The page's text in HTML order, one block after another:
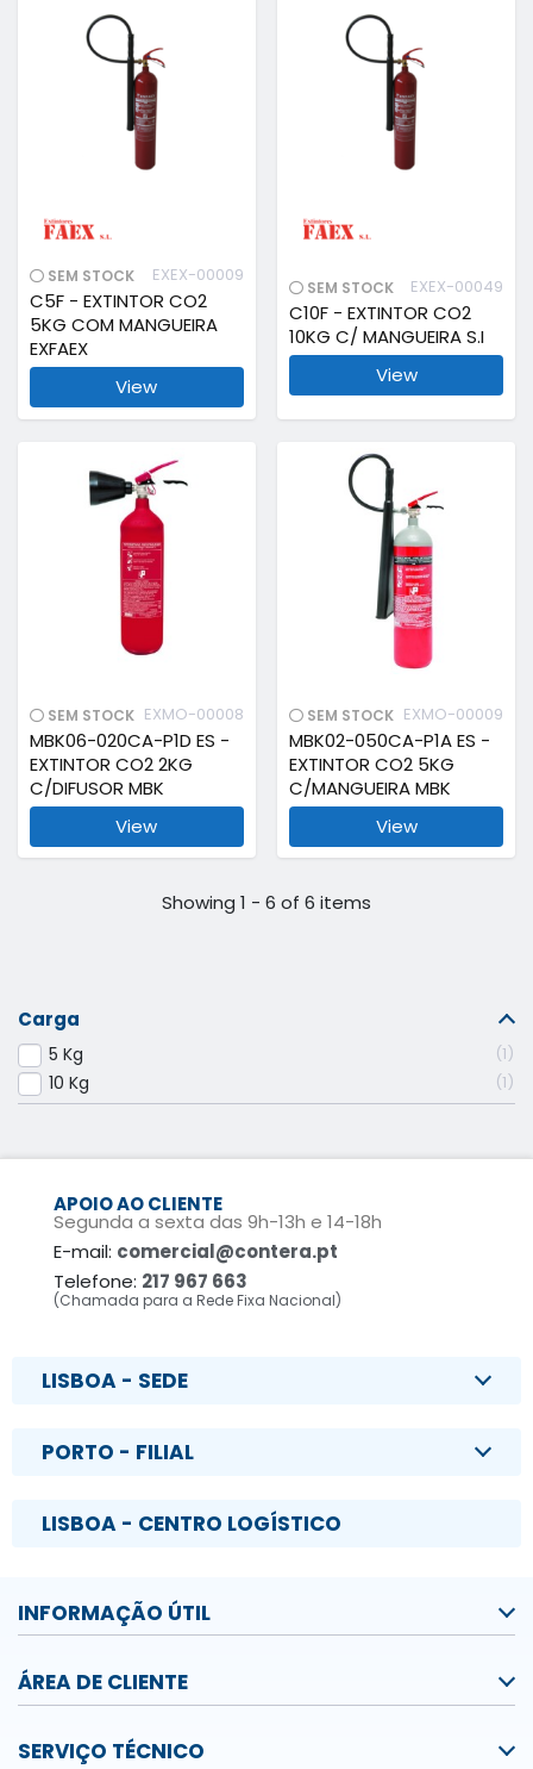
SEM STOCK EXEX-00009
C5F - EXTINTOR CO2
5KG COM MANGUEIRA
EXFAEX
View
SEM STOCK EXEX-00049
C10F - EXTINTOR CO2
10KG C/ MANGUEIRA S.I
View
SEM STOCK EXMO-00008
MBK06-020CA-P1D ES -
EXTINTOR CO2 2KG
C/DIFUSOR MBK
View
SEM STOCK EXMO-00009
MBK02-050CA-P1A ES -
EXTINTOR CO2 5KG
C/MANGUEIRA MBK
View
Showing 1 - 6 of 6 items
Carga
5 Kg 1
10 Kg 1
APOIO AO CLIENTE
Segunda a sexta das 9h-13h e 14-18h
E-mail: comercial@contera.pt
Telefone: 217 967 663
(Chamada para a Rede Fixa Nacional)
LISBOA - SEDE
PORTO - FILIAL
LISBOA - CENTRO LOGÍSTICO
INFORMAÇÃO ÚTIL
ÁREA DE CLIENTE
SERVIÇO TÉCNICO